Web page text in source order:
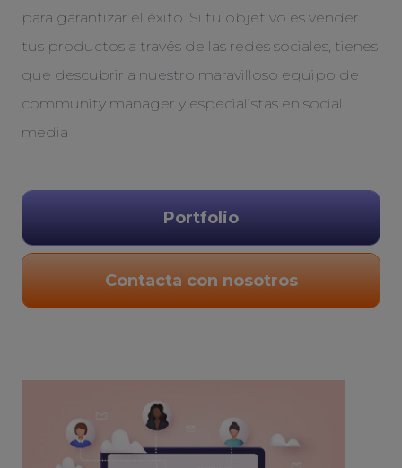
para garantizar el éxito. Si tu objetivo es vender
tus productos a través de las redes sociales, tienes
que descubrir a nuestro maravilloso equipo de
community manager y especialistas en social
media
Portfolio
Contacta con nosotros